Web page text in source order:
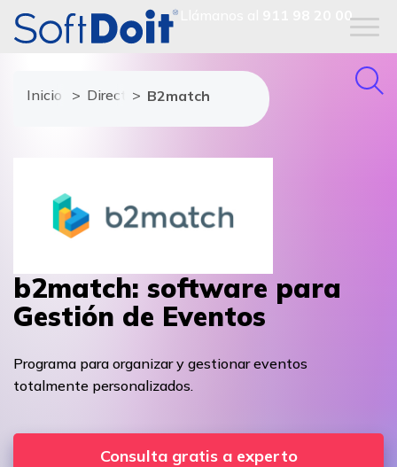
911 98 20 00
Inicio Directorio de proveedores
B2match
b2match: software para
Gestión de Eventos
Programa para organizar y gestionar eventos
totalmente personalizados.
Consulta gratis a experto